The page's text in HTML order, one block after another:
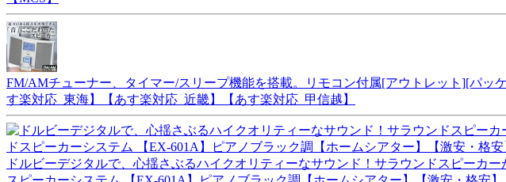
FM/AMチューナー、タイマー/スリープ機能を搭載。リモコン付属[アウトレット][パッ
す楽対応_東海】【あす楽対応_近畿】【あす楽対応_甲信越】
ドルビーデジタルで、心揺さぶるハイクオリティーなサウンド！サラウンドスピーカ